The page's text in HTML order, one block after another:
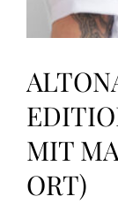
MIT
ORT)